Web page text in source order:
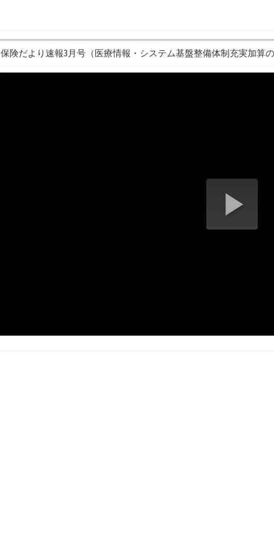
保険だより速報3月号（医療情報・システム基盤整備体制充実加算